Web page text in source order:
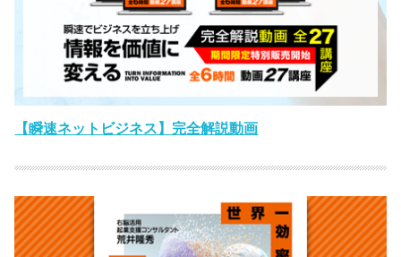
【瞬速ネットビジネス】完全解説動画